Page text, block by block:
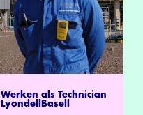
Werken als Technician
LyondellBasell